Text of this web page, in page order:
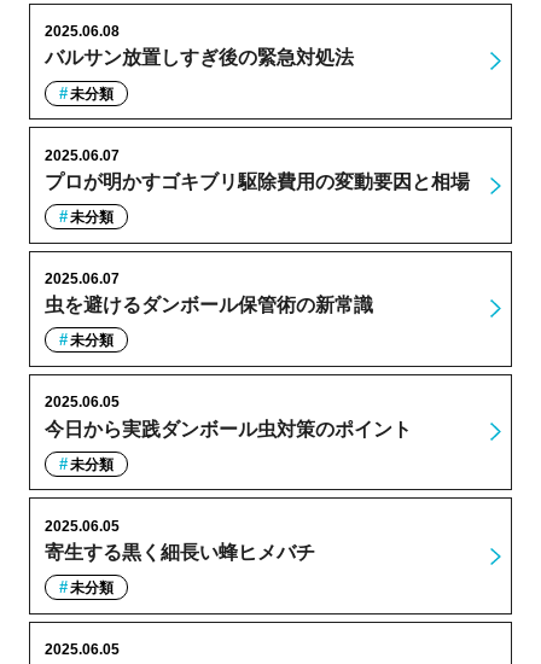
バルサン放置しすぎ後の緊急対処法
2025.06.08
未分類
プロが明かすゴキブリ駆除費用の変動要因と相場
2025.06.07
未分類
虫を避けるダンボール保管術の新常識
2025.06.07
未分類
今日から実践ダンボール虫対策のポイント
2025.06.05
未分類
寄生する黒く細長い蜂ヒメバチ
2025.06.05
未分類
2025.06.05